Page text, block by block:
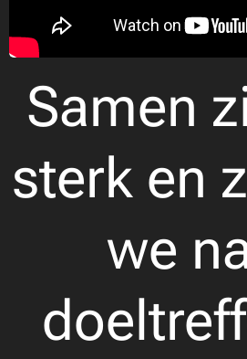
Samen
sterk en
we